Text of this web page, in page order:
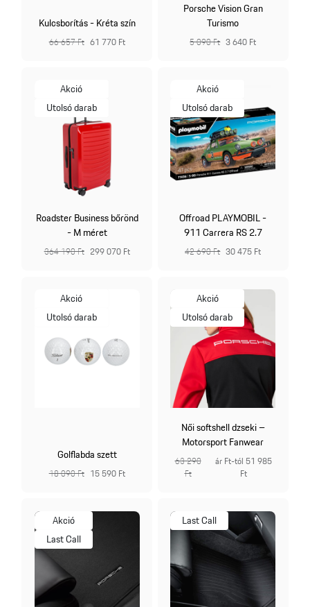
Kulcsborítás - Kréta szín
66 657 Ft 61 770 Ft
Porsche Vision Gran
Turismo
5 090 Ft 3 640 Ft
Akció
Utolsó darab
Roadster Business bőrönd
- M méret
364 190 Ft 299 070 Ft
Akció
Utolsó darab
Offroad PLAYMOBIL -
911 Carrera RS 2.7
42 690 Ft 30 475 Ft
Akció
Utolsó darab
Golflabda szett
18 090 Ft 15 590 Ft
Akció
Utolsó darab
Női softshell dzseki –
Motorsport Fanwear
63 290
Ft
ár Ft-tól 51 985
Ft
Akció
Last Call
Last Call